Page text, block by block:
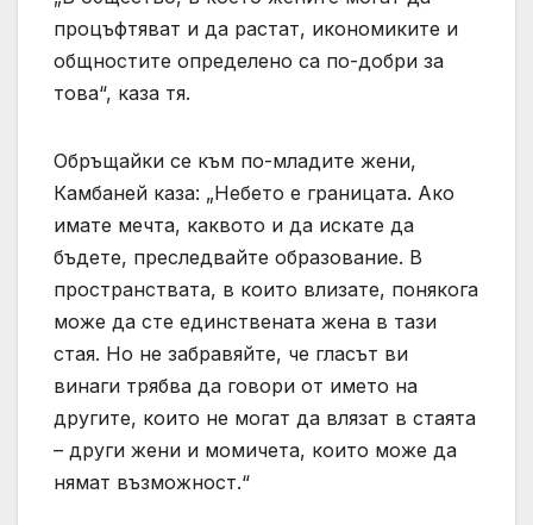
процъфтяват и да растат, икономиките и
общностите определено са по-добри за
това“, каза тя.
Обръщайки се към по-младите жени,
Камбаней каза: „Небето е границата. Ако
имате мечта, каквото и да искате да
бъдете, преследвайте образование. В
пространствата, в които влизате, понякога
може да сте единствената жена в тази
стая. Но не забравяйте, че гласът ви
винаги трябва да говори от името на
другите, които не могат да влязат в стаята
– други жени и момичета, които може да
нямат възможност.“